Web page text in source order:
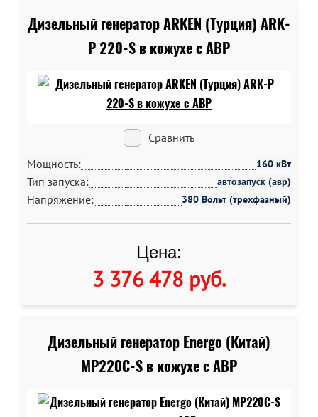
Дизельный генератор ARKEN (Турция) ARK-
P 220-S в кожухе c АВР
Сравнить
Мощность:
160 кВт
Тип запуска: автозапуск (авр)
Напряжение: 380 Вольт (трехфазный)
Цена:
3 376 478 руб.
Дизельный генератор Energo (Китай)
MP220C-S в кожухе c АВР